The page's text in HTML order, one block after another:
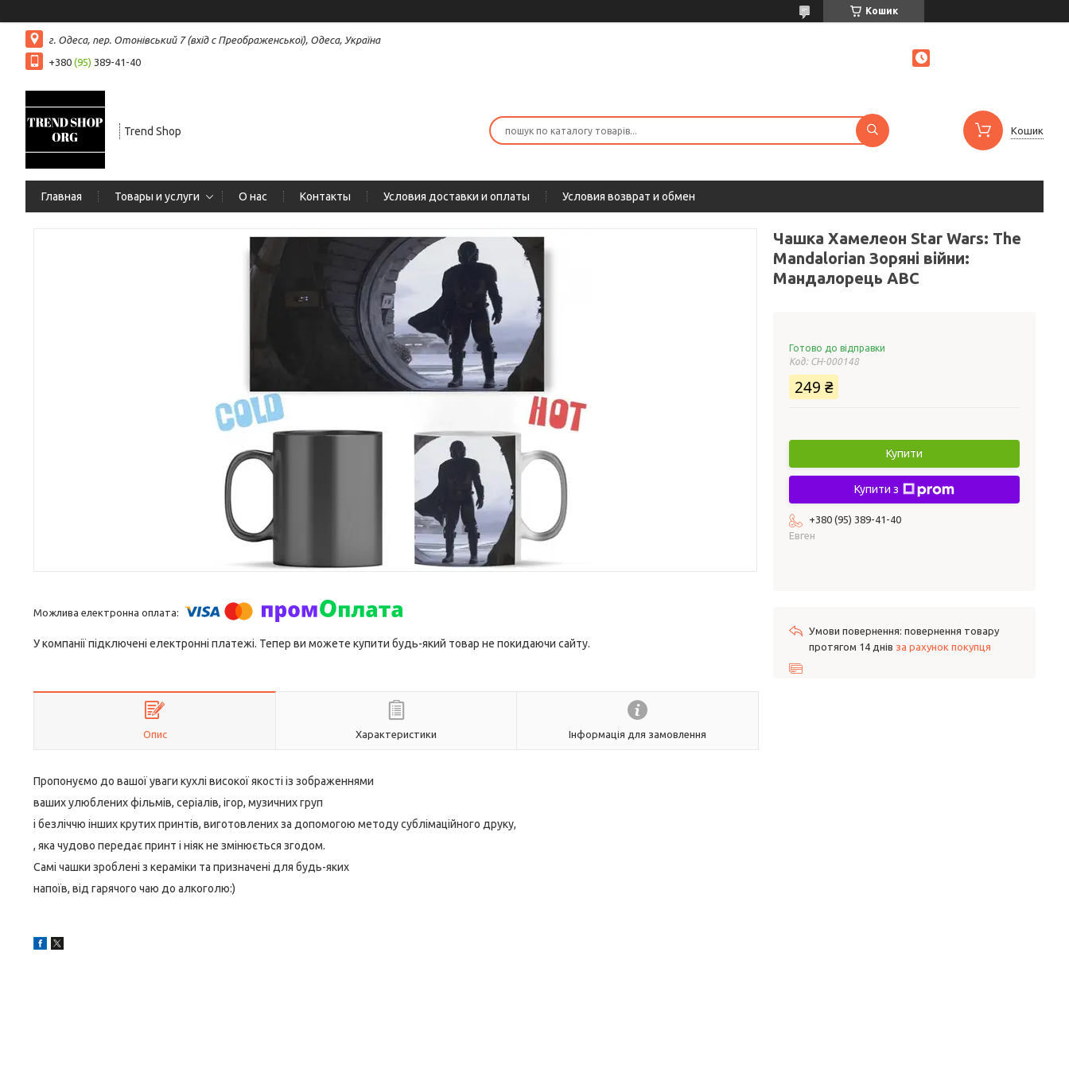
Кошик
г. Одеса, пер. Отонівський 7 (вхід с Преображенської), Одеса, Україна
+380 (95) 389-41-40
Trend Shop Кошик
Главная Товары и услуги О нас Контакты Условия доставки и оплаты Условия возврат и обмен
У компанії підключені електронні платежі. Тепер ви можете купити будь-який товар не покидаючи сайту.
Опис Характеристики Інформація для замовлення
Пропонуємо до вашої уваги кухлі високої якості із зображеннями
ваших улюблених фільмів, серіалів, ігор, музичних груп
і безліччю інших крутих принтів, виготовлених за допомогою методу сублімаційного друку,
, яка чудово передає принт і ніяк не змінюється згодом.
Самі чашки зроблені з кераміки та призначені для будь-яких
напоїв, від гарячого чаю до алкоголю:)
Чашка Хамелеон Star Wars: The
Mandalorian Зоряні війни:
Мандалорець ABC
Готово до відправки
Код: СH-000148
249 ₴
Купити
Купити з
+380 (95) 389-41-40
Евген
повернення товару
протягом 14 днів за рахунок покупця